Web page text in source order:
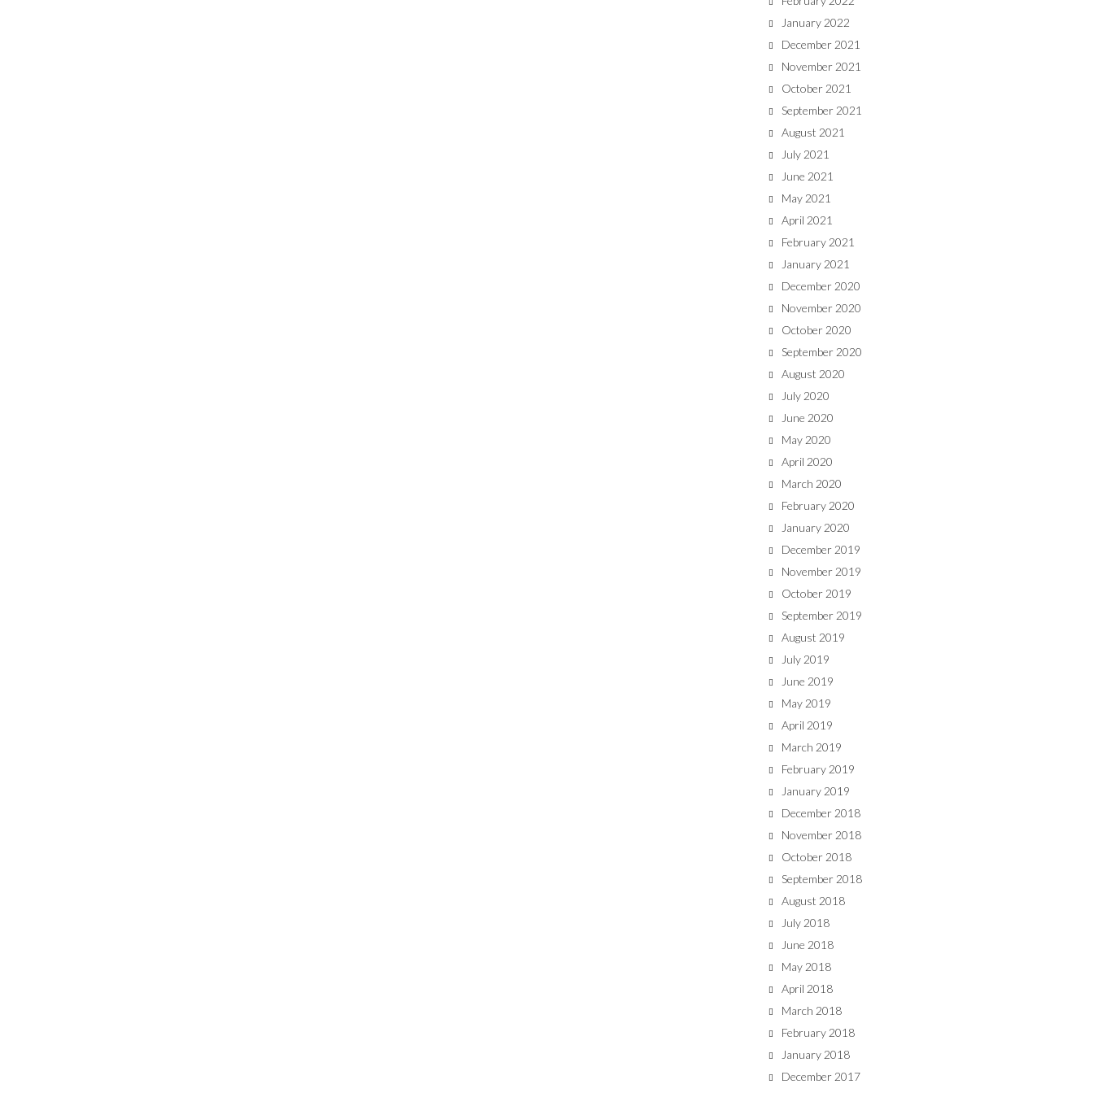
January 2022
December 2021
November 2021
October 2021
September 2021
August 2021
July 2021
June 2021
May 2021
April 2021
February 2021
January 2021
December 2020
November 2020
October 2020
September 2020
August 2020
July 2020
June 2020
May 2020
April 2020
March 2020
February 2020
January 2020
December 2019
November 2019
October 2019
September 2019
August 2019
July 2019
June 2019
May 2019
April 2019
March 2019
February 2019
January 2019
December 2018
November 2018
October 2018
September 2018
August 2018
July 2018
June 2018
May 2018
April 2018
March 2018
February 2018
January 2018
December 2017